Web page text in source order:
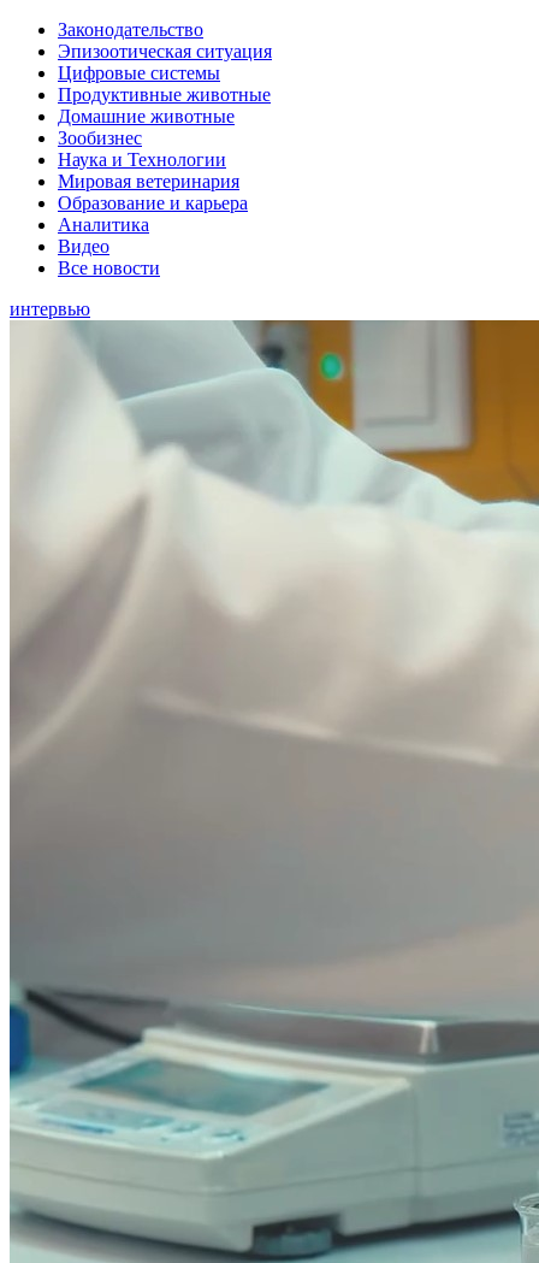
Законодательство
Эпизоотическая ситуация
Цифровые системы
Продуктивные животные
Домашние животные
Зообизнес
Наука и Технологии
Мировая ветеринария
Образование и карьера
Аналитика
Видео
Все новости
интервью